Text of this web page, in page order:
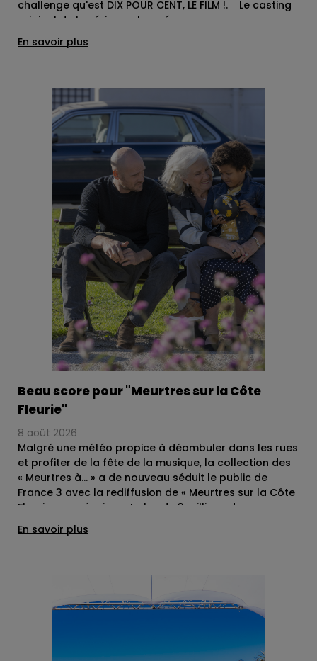
challenge qu'est DIX POUR CENT, LE FILM !. Le casting
original de la série a retrouvé ses personnages en
plongeant au coeur de nouvelles intrigues. Toujours
dans ce dilemme de sacrifices pour sauver les
protagonistes seront confrontés à une situation
totalement nouvelle et à des tribulations qui les
réuniront tant dans l’adversité que dans la complicité,
ce doux mélange paradoxal inhérent au métier
d’agent. Le clap de fin de ces 44 jours de tournage
a sonné ce mardi 2 décembre dans la joie et
l'émotion de cette équipe complice et de ces belles
images capturées. Maintenant, place à la post-
production, et rendez-vous en 2026 pour découvrir la
suite des aventures de notre équipe d'agents ! Vous
pouvez encore retrouver l'intégralité des quatre
saisons sur France.tv et Netflix.
En savoir plus
Beau score pour "Meurtres sur la Côte
Fleurie"
8 août 2026
Malgré une météo propice à déambuler dans les rues
et profiter de la fête de la musique, la collection des
« Meurtres à… » a de nouveau séduit le public de
France 3 avec la rediffusion de « Meurtres sur la Côte
Fleurie », en réunissant plus de 3 millions de
téléspectateurs ce samedi 21 juin. Ce très beau
score place cet opus réalisé par Gabriel Aghion en
En savoir plus